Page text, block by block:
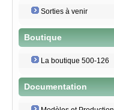
Sorties à venir
Boutique
La boutique 500-126
Documentation